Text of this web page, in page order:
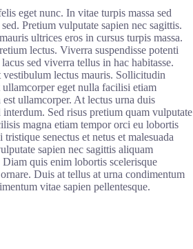
eget nunc. In vitae turpis massa sed
Pretium vulputate sapien nec sagittis.
ultrices eros in cursus turpis massa.
lectus. Viverra suspendisse potenti
sed viverra tellus in hac habitasse.
vestibulum lectus mauris. Sollicitudin
eget nulla facilisi etiam
ullamcorper. At lectus urna duis
Sed risus pretium quam vulputate
magna etiam tempor orci eu lobortis
senectus et netus et malesuada
sapien nec sagittis aliquam
quis enim lobortis scelerisque
Duis at tellus at urna condimentum
vitae sapien pellentesque.